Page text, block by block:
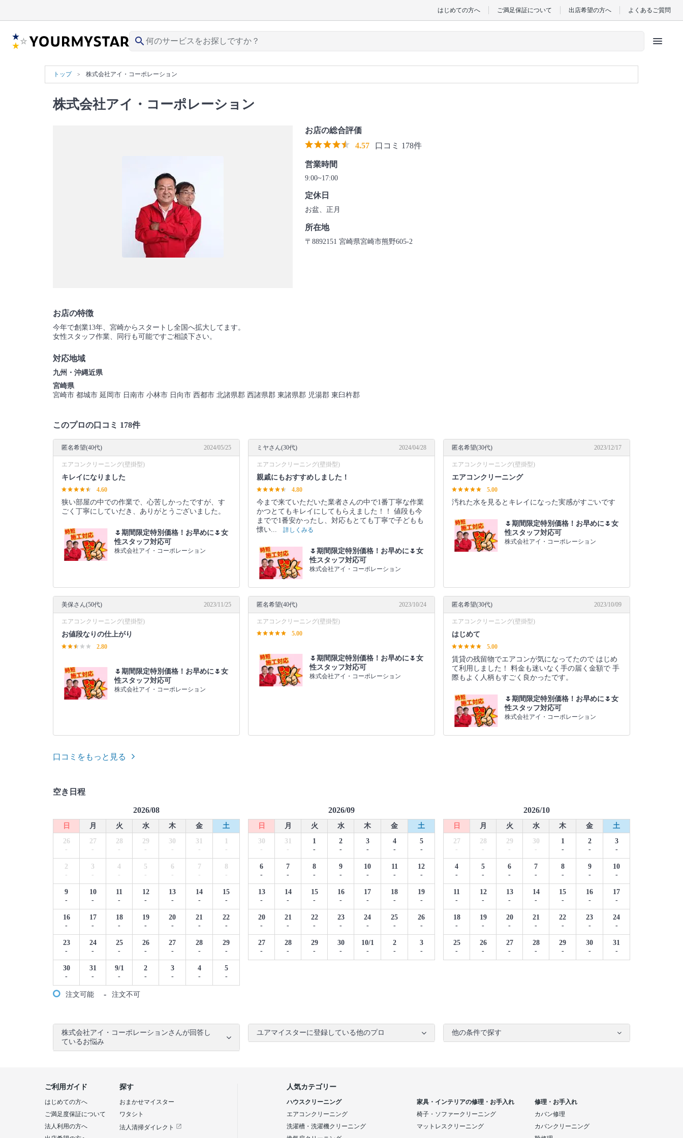
はじめての方へ ご満足保証について 出店希望の方へ よくあるご質問
search menu
トップ 株式会社アイ・コーポレーション
株式会社アイ・コーポレーション
お店の総合評価
4.57
口コミ 178件
営業時間
9:00~17:00
定休日
お盆、正月
所在地
〒8892151 宮崎県宮崎市熊野605-2
お店の特徴
今年で創業13年、宮崎からスタートし全国へ拡大してます。
女性スタッフ作業、同行も可能ですご相談下さい。
対応地域
九州・沖縄近県
宮崎県
宮崎市 都城市 延岡市 日南市 小林市 日向市 西都市 北諸県郡 西諸県郡 東諸県郡 児湯郡 東臼杵郡
このプロの口コミ 178件
匿名希望(40代) 2024/05/25
エアコンクリーニング(壁掛型)
キレイになりました
4.60
狭い部屋の中での作業で、心苦しかったですが、す
ごく丁寧にしていだき、ありがとうございました。
🌷期間限定特別価格！お早めに🌷女
性スタッフ対応可
株式会社アイ・コーポレーション
ミヤさん(30代) 2024/04/28
エアコンクリーニング(壁掛型)
親戚にもおすすめしました！
4.80
今まで来ていただいた業者さんの中で1番丁寧な作業
かつとてもキレイにしてもらえました！！ 値段も今
までで1番安かったし、対応もとても丁寧で子どもも
懐い...
詳しくみる
🌷期間限定特別価格！お早めに🌷女
性スタッフ対応可
株式会社アイ・コーポレーション
匿名希望(30代) 2023/12/17
エアコンクリーニング(壁掛型)
エアコンクリーニング
5.00
汚れた水を見るとキレイになった実感がすごいです
🌷期間限定特別価格！お早めに🌷女
性スタッフ対応可
株式会社アイ・コーポレーション
美保さん(50代) 2023/11/25
エアコンクリーニング(壁掛型)
お値段なりの仕上がり
2.80
🌷期間限定特別価格！お早めに🌷女
性スタッフ対応可
株式会社アイ・コーポレーション
匿名希望(40代) 2023/10/24
エアコンクリーニング(壁掛型)
5.00
🌷期間限定特別価格！お早めに🌷女
性スタッフ対応可
株式会社アイ・コーポレーション
匿名希望(30代) 2023/10/09
エアコンクリーニング(壁掛型)
はじめて
5.00
賃貸の残留物でエアコンが気になってたので はじめ
て利用しました！ 料金も迷いなく手の届く金額で 手
際もよく人柄もすごく良かったです。
🌷期間限定特別価格！お早めに🌷女
性スタッフ対応可
株式会社アイ・コーポレーション
口コミをもっと見る
空き日程
2026/08
日 月 火 水 木 金
土
26
-
27
-
28
-
29
-
30
-
31
-
1
-
2
-
3
-
4
-
5
-
6
-
7
-
8
-
9
-
10
-
11
-
12
-
13
-
14
-
15
-
16
-
17
-
18
-
19
-
20
-
21
-
22
-
23
-
24
-
25
-
26
-
27
-
28
-
29
-
30
-
31
-
9/1
-
2
-
3
-
4
-
5
-
2026/09
日 月 火 水 木 金
土
30
-
31
-
1
-
2
-
3
-
4
-
5
-
6
-
7
-
8
-
9
-
10
-
11
-
12
-
13
-
14
-
15
-
16
-
17
-
18
-
19
-
20
-
21
-
22
-
23
-
24
-
25
-
26
-
27
-
28
-
29
-
30
-
10/1
-
2
-
3
-
2026/10
日 月 火 水 木 金
土
27
-
28
-
29
-
30
-
1
-
2
-
3
-
4
-
5
-
6
-
7
-
8
-
9
-
10
-
11
-
12
-
13
-
14
-
15
-
16
-
17
-
18
-
19
-
20
-
21
-
22
-
23
-
24
-
25
-
26
-
27
-
28
-
29
-
30
-
31
-
注文可能 - 注文不可
株式会社アイ・コーポレーションさんが回答し
ているお悩み
ユアマイスターに登録している他のプロ 他の条件で探す
探す
おまかせマイスター
ワタシト
法人清掃ダイレクト
ご利用ガイド
はじめての方へ
ご満足度保証について
法人利用の方へ
人気カテゴリー
ハウスクリーニング
エアコンクリーニング
洗濯槽・洗濯機クリーニング
家具・インテリアの修理・お手入れ
椅子・ソファークリーニング
マットレスクリーニング
修理・お手入れ
カバン修理
カバンクリーニング